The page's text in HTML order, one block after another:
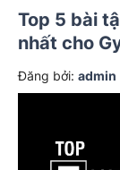
Top 5 bài
nhất cho
Đăng bởi: admin